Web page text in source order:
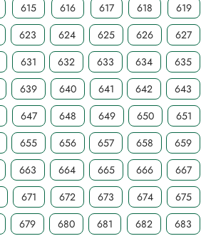
615 616 617 618
619
623 624 625 626
627
631 632 633 634
635
639 640 641 642
643
647 648 649 650
651
655 656 657 658
659
663 664 665 666
667
671 672 673 674
675
679 680 681 682
683